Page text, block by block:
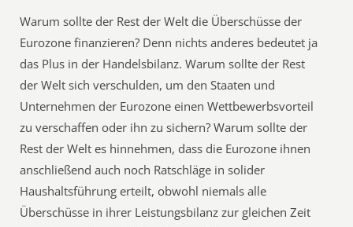
Warum sollte der Rest der Welt die Überschüsse der
Eurozone finanzieren? Denn nichts anderes bedeutet ja
das Plus in der Handelsbilanz. Warum sollte der Rest
der Welt sich verschulden, um den Staaten und
Unternehmen der Eurozone einen Wettbewerbsvorteil
zu verschaffen oder ihn zu sichern? Warum sollte der
Rest der Welt es hinnehmen, dass die Eurozone ihnen
anschließend auch noch Ratschläge in solider
Haushaltsführung erteilt, obwohl niemals alle
Überschüsse in ihrer Leistungsbilanz zur gleichen Zeit